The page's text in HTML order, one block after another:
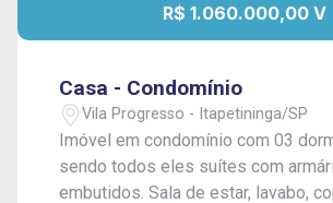
R$ 1.060.000,00 V
Casa - Condomínio
Vila Progresso - Itapetininga/SP
Imóvel em condomínio com 03
sendo todos eles suítes com
embutidos. Sala de estar, lavabo,